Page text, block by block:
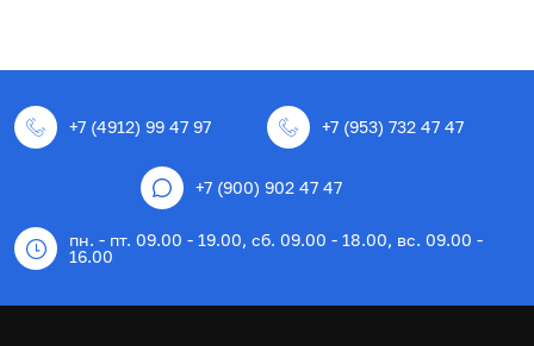
+7 (4912) 99 47 97 +7 (953) 732 47 47
+7 (900) 902 47 47
пн. - пт. 09.00 - 19.00, сб. 09.00 - 18.00, вс. 09.00 -
16.00